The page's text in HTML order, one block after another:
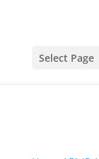
Select Page